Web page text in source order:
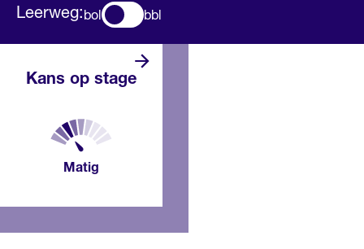
Leerweg: bol bbl
Kans op stage
Matig
zoveel
zijn om een stage
te vinden.
Misschien moet je
bij een paar
solliciteren.